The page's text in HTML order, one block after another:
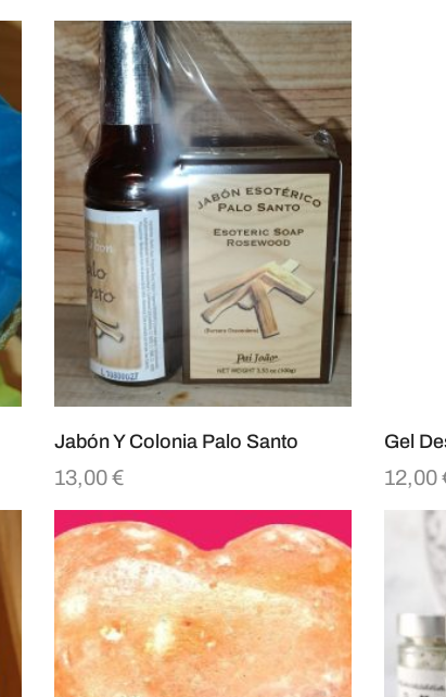
Jabón Y Colonia Palo Santo
13,00€
Gel
12,00